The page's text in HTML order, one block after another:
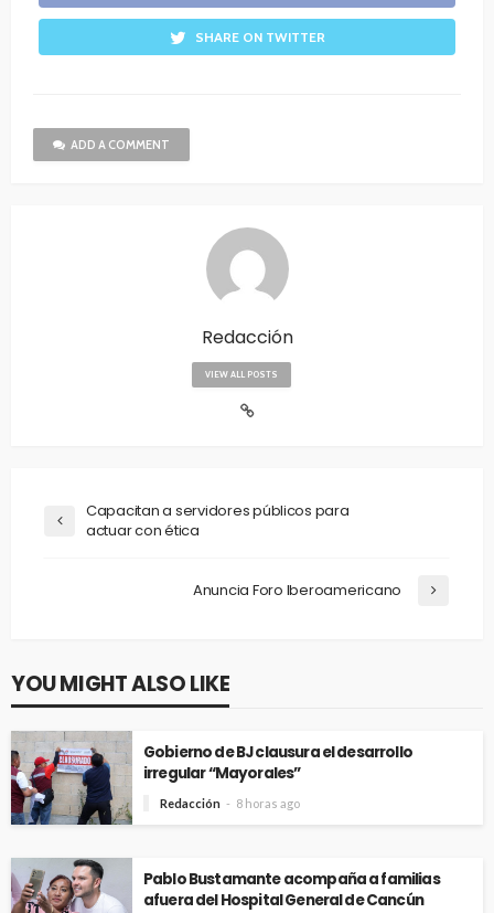
SHARE ON TWITTER
ADD A COMMENT
Redacción
VIEW ALL POSTS
Capacitan a servidores públicos para
actuar con ética
Anuncia Foro Iberoamericano
YOU MIGHT ALSO LIKE
Gobierno de BJ clausura el desarrollo
irregular “Mayorales”
Redacción 8 horas ago
Pablo Bustamante acompaña a familias
afuera del Hospital General de Cancún